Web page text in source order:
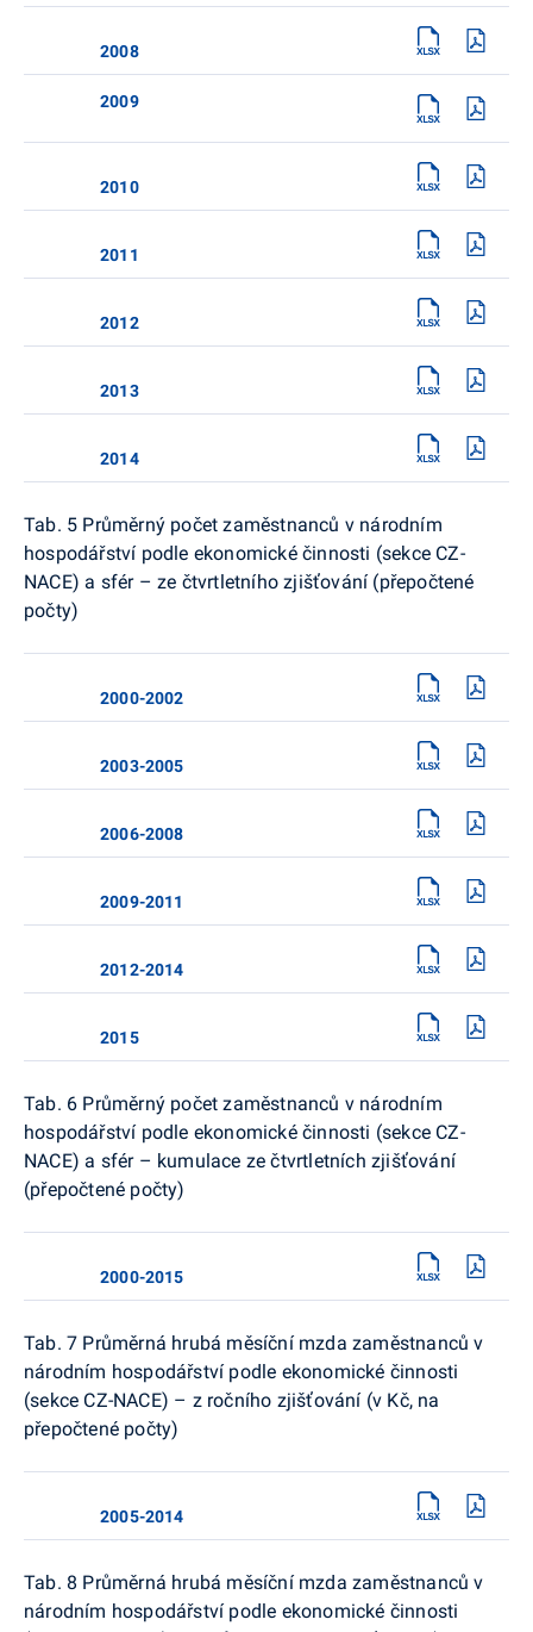
2008
2009
2010
2011
2012
2013
2014
Tab. 5 Průměrný počet zaměstnanců v národním
hospodářství podle ekonomické činnosti (sekce CZ-
NACE) a sfér – ze čtvrtletního zjišťování (přepočtené
počty)
2000-2002
2003-2005
2006-2008
2009-2011
2012-2014
2015
Tab. 6 Průměrný počet zaměstnanců v národním
hospodářství podle ekonomické činnosti (sekce CZ-
NACE) a sfér – kumulace ze čtvrtletních zjišťování
(přepočtené počty)
2000-2015
Tab. 7 Průměrná hrubá měsíční mzda zaměstnanců v
národním hospodářství podle ekonomické činnosti
(sekce CZ-NACE) – z ročního zjišťování (v Kč, na
přepočtené počty)
2005-2014
Tab. 8 Průměrná hrubá měsíční mzda zaměstnanců v
národním hospodářství podle ekonomické činnosti